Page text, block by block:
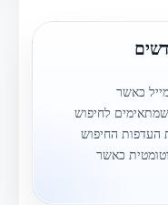
כאשר
לחיפוש
החיפוש
כאשר